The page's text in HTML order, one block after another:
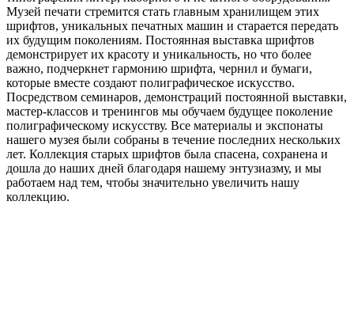
Музей печати стремится стать главным хранилищем этих
шрифтов, уникальных печатных машин и старается передать
их будущим поколениям. Постоянная выставка шрифтов
демонстрирует их красоту и уникальность, но что более
важно, подчеркнет гармонию шрифта, чернил и бумаги,
которые вместе создают полиграфическое искусство.
Посредством семинаров, демонстраций постоянной выставки,
мастер-классов и тренингов мы обучаем будущее поколение
полиграфическому искусству. Все материалы и экспонаты
нашего музея были собраны в течение последних нескольких
лет. Коллекция старых шрифтов была спасена, сохранена и
дошла до наших дней благодаря нашему энтузиазму, и мы
работаем над тем, чтобы значительно увеличить нашу
коллекцию.